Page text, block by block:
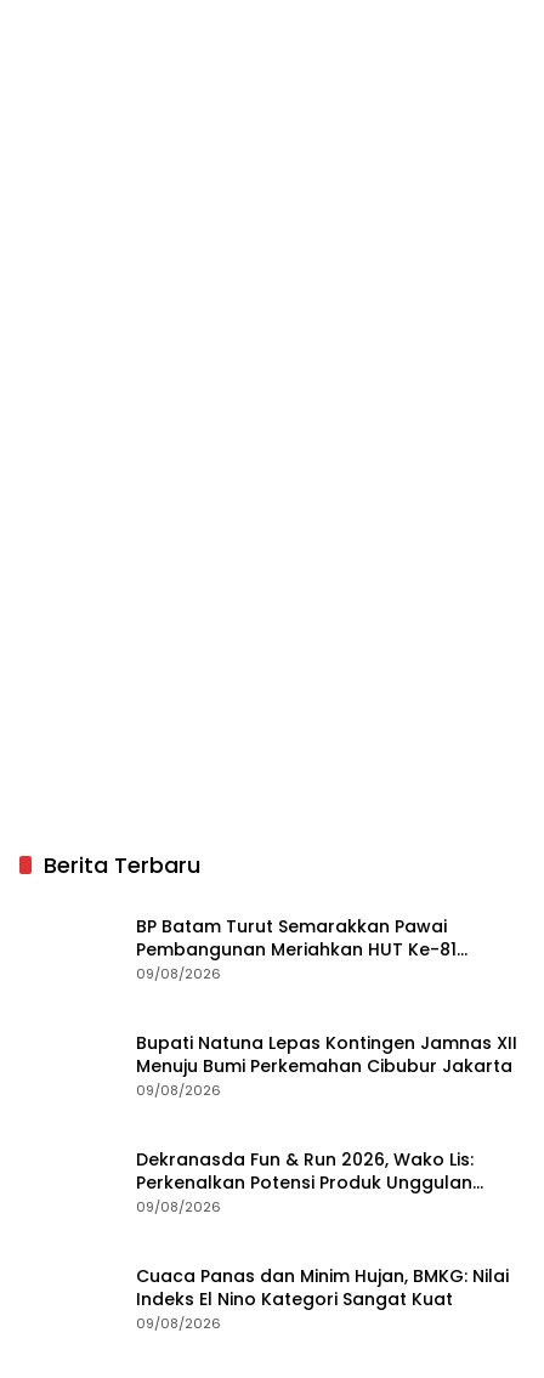
Berita Terbaru
BP Batam Turut Semarakkan Pawai
Pembangunan Meriahkan HUT Ke-81
Kemerdekaan RI
09/08/2026
Bupati Natuna Lepas Kontingen Jamnas XII
Menuju Bumi Perkemahan Cibubur Jakarta
09/08/2026
Dekranasda Fun & Run 2026, Wako Lis:
Perkenalkan Potensi Produk Unggulan
Daerah
09/08/2026
Cuaca Panas dan Minim Hujan, BMKG: Nilai
Indeks El Nino Kategori Sangat Kuat
09/08/2026